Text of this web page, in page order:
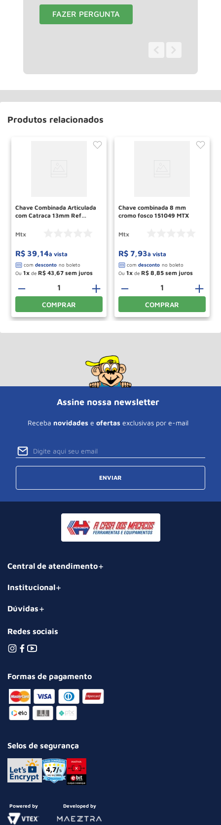
FAZER PERGUNTA
Produtos relacionados
Chave Combinada Articulada
com Catraca 13mm Ref
Mtx
R$ 39,14à vista
Ou 1 de R$ 43 67
＋
－
COMPRAR
Chave combinada 8 mm
cromo fosco 151049 MTX
Mtx
R$ 7,93à vista
Ou 1 de R$ 8 85
＋
－
COMPRAR
Assine nossa newsletter
Receba novidades e ofertas exclusivas por e-mail
ENVIAR
Central de atendimento
Institucional
Dúvidas
Redes sociais
Formas de pagamento
Selos de segurança
Powered by Developed by